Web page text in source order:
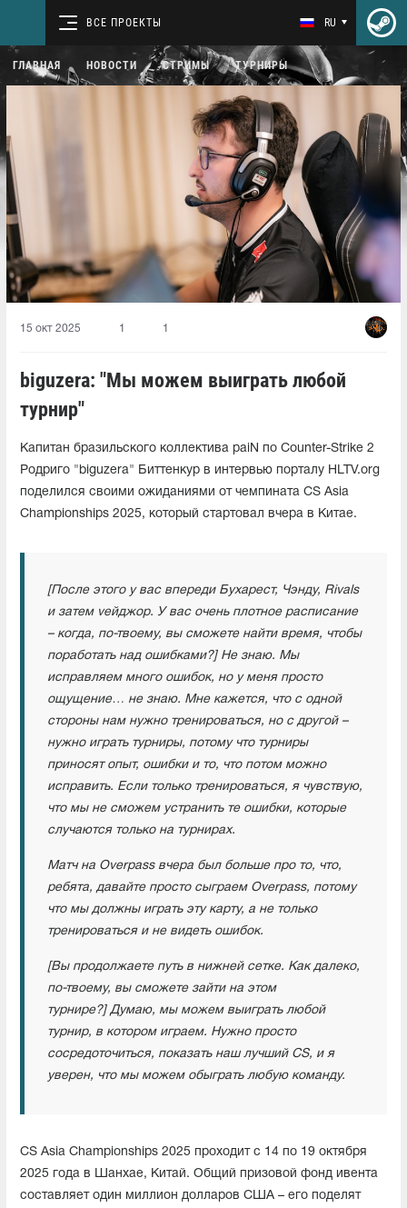
ВСЕ ПРОЕКТЫ RU
ГЛАВНАЯ НОВОСТИ СТРИМЫ ТУРНИРЫ
15 окт 2025 1 1
biguzera: "Мы можем выиграть любой
турнир"
Капитан бразильского коллектива paiN по Counter-Strike 2
Родриго "biguzera" Биттенкур в интервью порталу HLTV.org
поделился своими ожиданиями от чемпината CS Asia
Championships 2025, который стартовал вчера в Китае.
[После этого у вас впереди Бухарест, Чэнду, Rivals
и затем vейджор. У вас очень плотное расписание
– когда, по-твоему, вы сможете найти время, чтобы
поработать над ошибками?] Не знаю. Мы
исправляем много ошибок, но у меня просто
ощущение… не знаю. Мне кажется, что с одной
стороны нам нужно тренироваться, но с другой –
нужно играть турниры, потому что турниры
приносят опыт, ошибки и то, что потом можно
исправить. Если только тренироваться, я чувствую,
что мы не сможем устранить те ошибки, которые
случаются только на турнирах.
Матч на Overpass вчера был больше про то, что,
ребята, давайте просто сыграем Overpass, потому
что мы должны играть эту карту, а не только
тренироваться и не видеть ошибок.
[Вы продолжаете путь в нижней сетке. Как далеко,
по-твоему, вы сможете зайти на этом
турнире?] Думаю, мы можем выиграть любой
турнир, в котором играем. Нужно просто
сосредоточиться, показать наш лучший CS, и я
уверен, что мы можем обыграть любую команду.
CS Asia Championships 2025 проходит с 14 по 19 октября
2025 года в Шанхае, Китай. Общий призовой фонд ивента
составляет один миллион долларов США – его поделят